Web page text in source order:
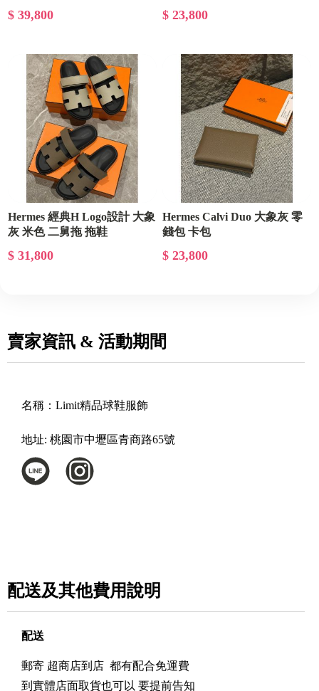
$ 39,800 $ 23,800
Hermes 經典H Logo設計 大象
灰 米色 二舅拖 拖鞋
$ 31,800
Hermes Calvi Duo 大象灰 零
錢包 卡包
$ 23,800
賣家資訊 & 活動期間
名稱： Limit精品球鞋服飾
地址: 桃園市中壢區青商路65號
配送及其他費用說明
配送
郵寄 超商店到店 都有配合免運費
到實體店面取貨也可以 要提前告知